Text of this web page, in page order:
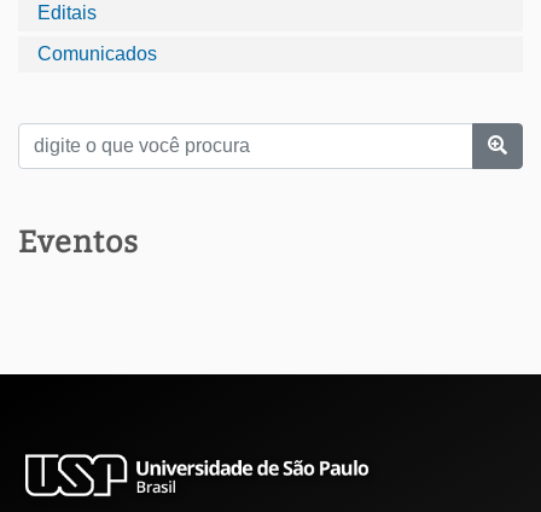
Editais
Comunicados
Eventos